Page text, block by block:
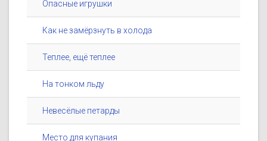
Опасные игрушки
Как не замёрзнуть в холода
Теплее, ещё теплее
На тонком льду
Невесёлые петарды
Место для купания